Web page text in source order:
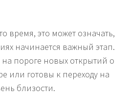
время, это может означать,
начинается важный этап.
пороге новых открытий о
или готовы к переходу на
близости.